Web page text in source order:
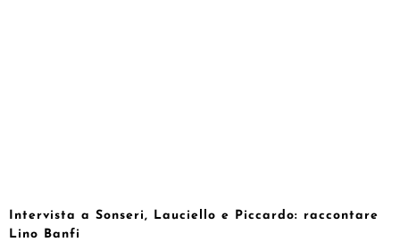
Intervista a Sonseri, Lauciello e Piccardo: raccontare
Lino Banfi